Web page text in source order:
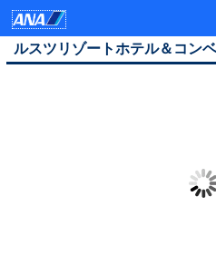
ルスツリゾートホテル＆コン